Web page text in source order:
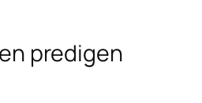
predigen